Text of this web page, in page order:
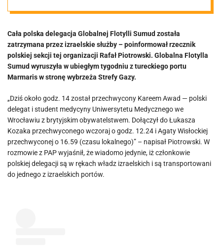
ostrzelani,
polska
delegacja
zatrzymana
[VIDEO]
Cała polska delegacja Globalnej Flotylli Sumud została
zatrzymana przez izraelskie służby – poinformował rzecznik
polskiej sekcji tej organizacji Rafał Piotrowski. Globalna Flotylla
Sumud wyruszyła w ubiegłym tygodniu z tureckiego portu
Marmaris w stronę wybrzeża Strefy Gazy.
„Dziś około godz. 14 został przechwycony Kareem Awad — polski
delegat i student medycyny Uniwersytetu Medycznego we
Wrocławiu z brytyjskim obywatelstwem. Dołączył do Łukasza
Kozaka przechwyconego wczoraj o godz. 12.24 i Agaty Wisłockiej
przechwyconej o 16.59 (czasu lokalnego)” – napisał Piotrowski. W
rozmowie z PAP wyjaśnił, że wiadomo jedynie, iż członkowie
polskiej delegacji są w rękach władz izraelskich i są transportowani
do jednego z izraelskich portów.